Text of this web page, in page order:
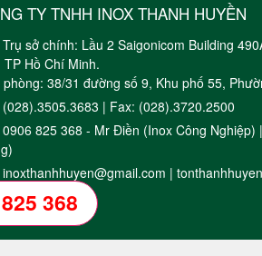
TY TNHH INOX THANH HUYỀN
Trụ sở chính: Lầu 2 Saigonicom Building
TP Hồ Chí Minh.
phòng: 38/31 đường số 9, Khu phố 55,
(028).3505.3683 | Fax: (028).3720.2500
0906 825 368 - Mr Điền (Inox Công Nghiệp)
inoxthanhhuyen@gmail.com |
triển bởiDos.vn
368